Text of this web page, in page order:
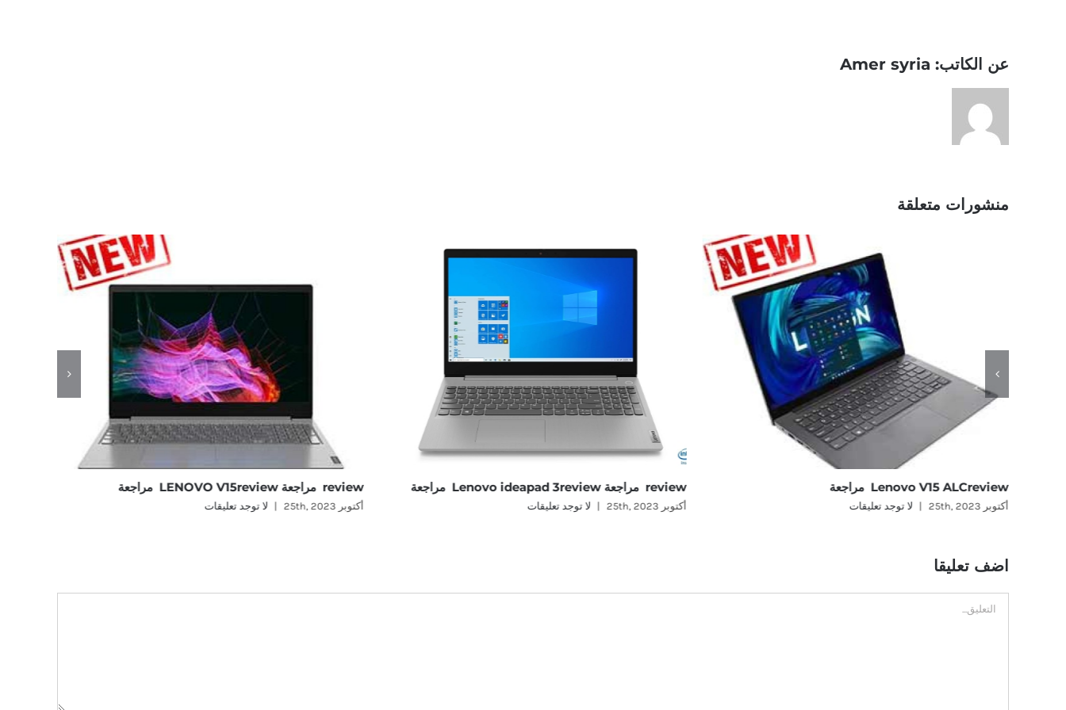
عن الكاتب: Amer syria
منشورات متعلقة
Lenovo V15 ALCreview مراجعة
أكتوبر 25th, 2023 | لا توجد تعليقات
review مراجعة Lenovo ideapad 3review مراجعة
أكتوبر 25th, 2023 | لا توجد تعليقات
review مراجعة LENOVO V15review مراجعة
أكتوبر 25th, 2023 | لا توجد تعليقات
اضف تعليقا
تعليق